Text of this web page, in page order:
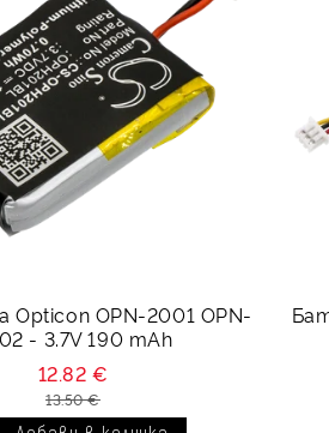
Opticon OPN-2001 OPN-
- 3.7V 190 mAh
12.82 €
13.50 €